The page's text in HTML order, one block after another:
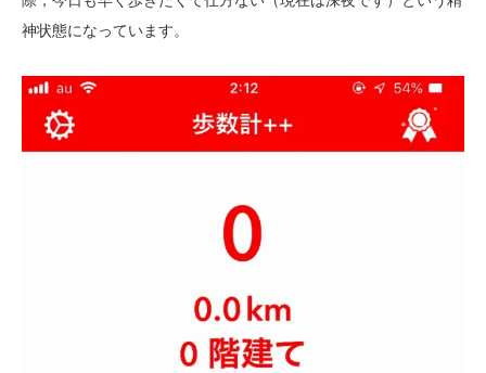
神状態になっています。